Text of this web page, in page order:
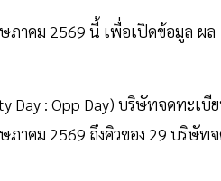
ภาคม 2569 นี้ เพื่อเปิดข้อมูล ผล
Day : Opp Day) บริษัทจดทะเบี
าคม 2569 ถึงคิวของ 29 บริษัท